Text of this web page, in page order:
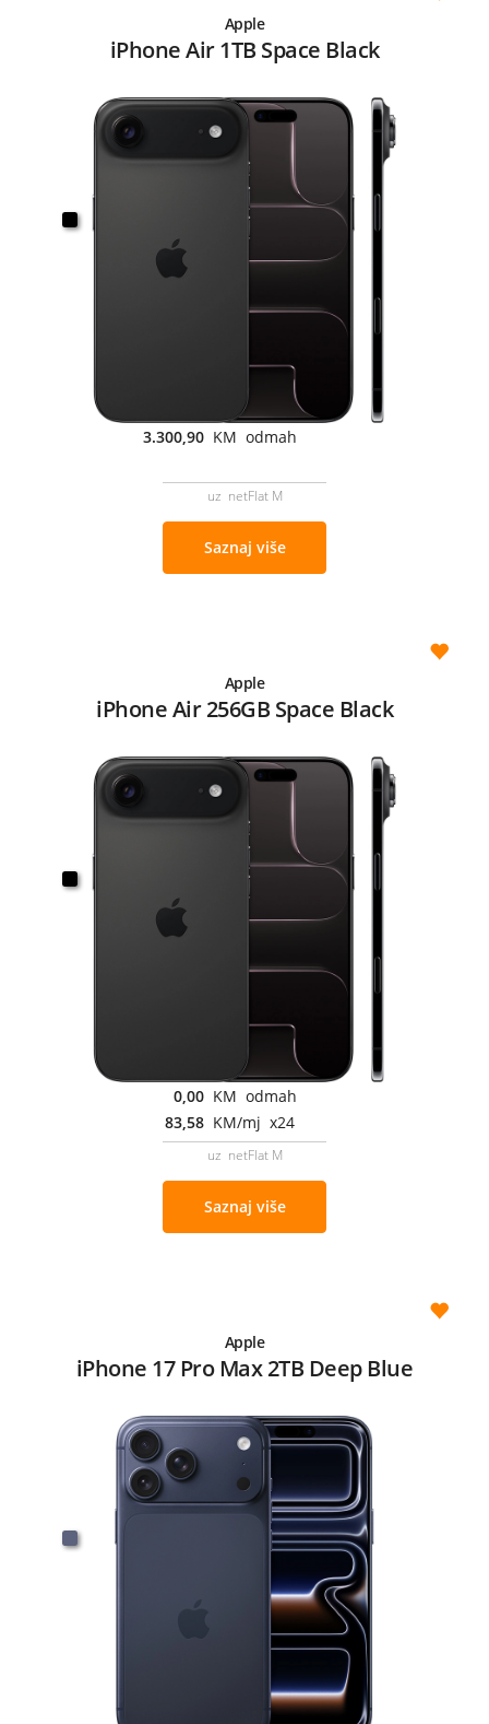
Apple
iPhone Air 1TB Space Black
3.300,90 KM odmah
uz netFlat M
Saznaj više
Apple
iPhone Air 256GB Space Black
0,00 KM odmah
83,58 KM/mj x24
uz netFlat M
Saznaj više
Apple
iPhone 17 Pro Max 2TB Deep Blue